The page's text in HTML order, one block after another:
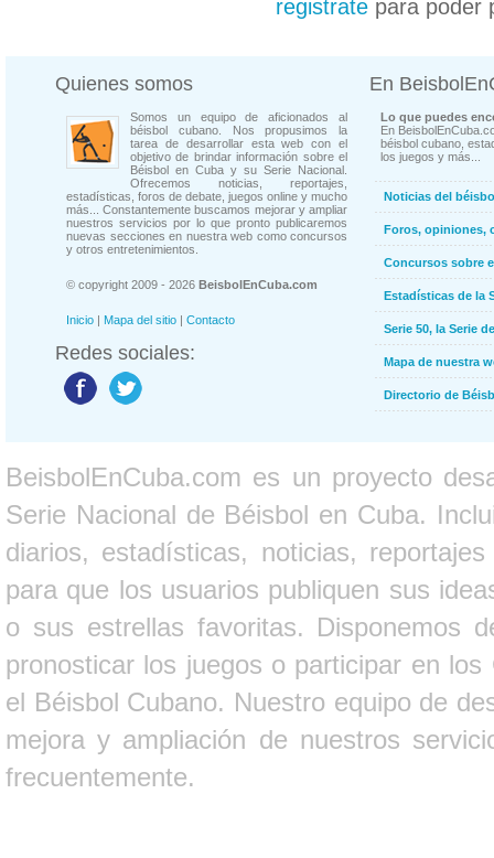
registrate para poder
Quienes somos
Somos un equipo de aficionados al
béisbol cubano. Nos propusimos la
tarea de desarrollar esta web con el
objetivo de brindar información sobre el
Béisbol en Cuba y su Serie Nacional.
Ofrecemos noticias, reportajes,
estadísticas, foros de debate, juegos online y mucho
más... Constantemente buscamos mejorar y ampliar
nuestros servicios por lo que pronto publicaremos
nuevas secciones en nuestra web como concursos
y otros entretenimientos.
© copyright 2009 - 2026 BeisbolEnCuba.com
Inicio | Mapa del sitio | Contacto
Redes sociales:
En
Lo que puedes
En
béisbol cubano,
los juegos y más...
Noticias del
Foros, opiniones,
Concursos sobre
Estadísticas de la
Serie 50, la Serie
Mapa de nuestra
Directorio de
BeisbolEnCuba.com es un proyecto
Serie Nacional de Béisbol en Cuba.
diarios, estadísticas, noticias,
para que los usuarios publiquen sus
o sus estrellas favoritas. Disponemos
pronosticar los juegos o participar en
el Béisbol Cubano. Nuestro equipo de
mejora y ampliación de nuestros
frecuentemente.